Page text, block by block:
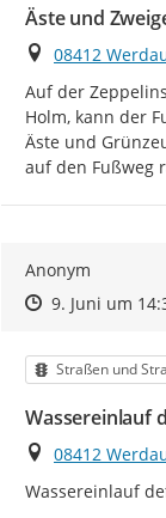
Äste und
Ort
08412
Auf der
Holm, kann der
Äste und
auf den Fußweg
Anonym
Zeitpunkt des
Zeitpunkt des
9. Juni um
Kategorie
Straßen und
Wassereinlauf
Ort
08412
Wassereinlauf